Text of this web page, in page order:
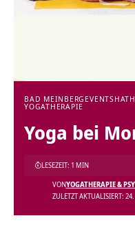
BAD MEINBERG EVENTS
YOGATHERAPIE
Yoga bei
ZULETZT AKTUALISIERT:
VONYOGATHERAPIE &
LESEZEIT: 1 MIN